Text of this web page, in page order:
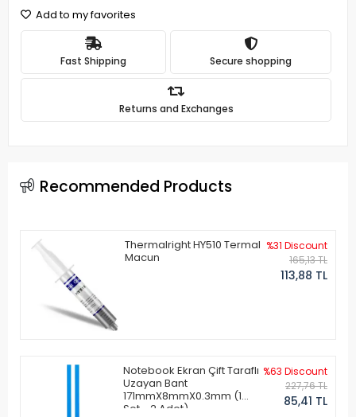
Add to my favorites
Fast Shipping Secure shopping
Returns and Exchanges
Recommended Products
Thermalright HY510 Termal
Macun
%31 Discount
165,13 TL
113,88 TL
Notebook Ekran Çift Taraflı
Uzayan Bant
171mmX8mmX0.3mm (1
Set - 2 Adet)
%63 Discount
227,76 TL
85,41 TL